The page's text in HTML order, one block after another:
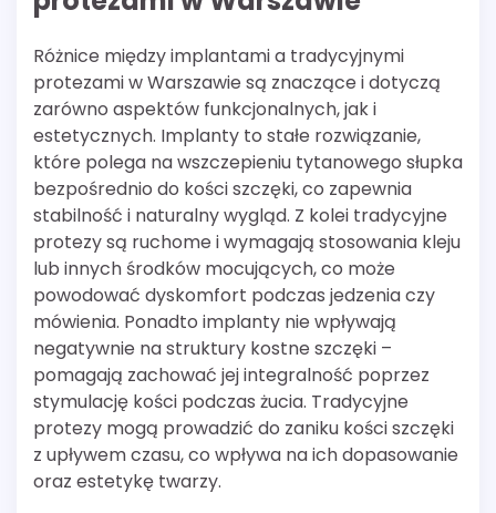
Różnice między implantami a tradycyjnymi
protezami w Warszawie są znaczące i dotyczą
zarówno aspektów funkcjonalnych, jak i
estetycznych. Implanty to stałe rozwiązanie,
które polega na wszczepieniu tytanowego słupka
bezpośrednio do kości szczęki, co zapewnia
stabilność i naturalny wygląd. Z kolei tradycyjne
protezy są ruchome i wymagają stosowania kleju
lub innych środków mocujących, co może
powodować dyskomfort podczas jedzenia czy
mówienia. Ponadto implanty nie wpływają
negatywnie na struktury kostne szczęki –
pomagają zachować jej integralność poprzez
stymulację kości podczas żucia. Tradycyjne
protezy mogą prowadzić do zaniku kości szczęki
z upływem czasu, co wpływa na ich dopasowanie
oraz estetykę twarzy.